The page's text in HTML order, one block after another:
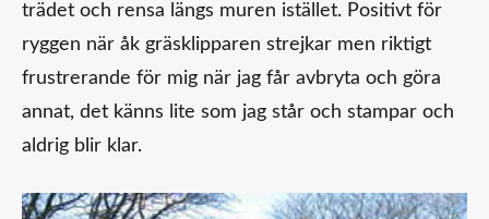
trädet och rensa längs muren istället. Positivt för
ryggen när åk gräsklipparen strejkar men riktigt
frustrerande för mig när jag får avbryta och göra
annat, det känns lite som jag står och stampar och
aldrig blir klar.